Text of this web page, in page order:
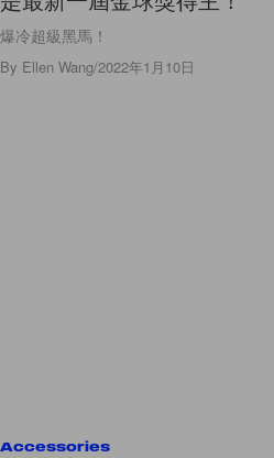
爆冷超級黑馬！
By Ellen Wang/2022年1月10日
Accessories